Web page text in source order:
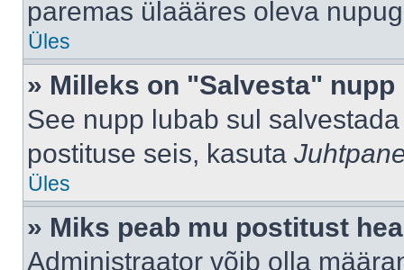
paremas ülaääres oleva
Üles
» Milleks on "Salvesta"
See nupp lubab sul
postituse seis, kasuta
Üles
» Miks peab mu postitust
Administraator võib olla